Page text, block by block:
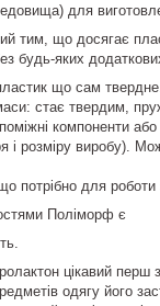
для
тим, що досягає
будь-яких
що сам
стає твердим,
компоненти
і розміру виробу).
потрібно для роботи
Поліморф є
цікавий перш
одягу його